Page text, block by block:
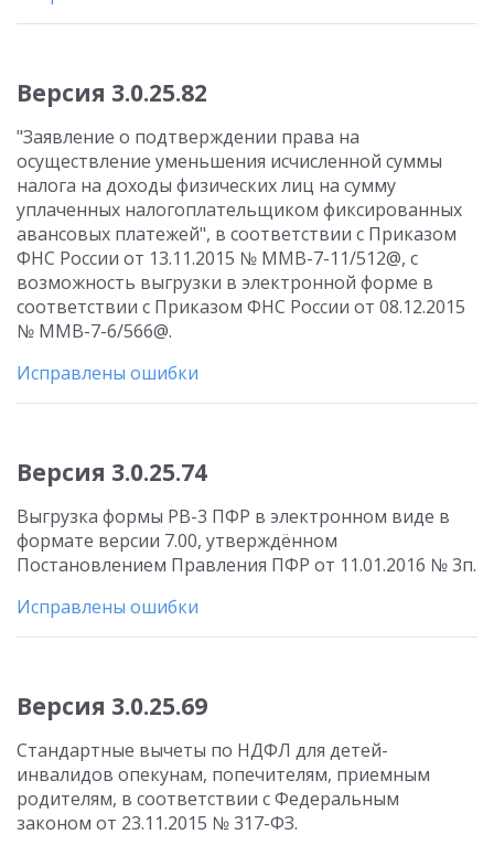
Версия 3.0.25.82
"Заявление о подтверждении права на
осуществление уменьшения исчисленной суммы
налога на доходы физических лиц на сумму
уплаченных налогоплательщиком фиксированных
авансовых платежей", в соответствии с Приказом
ФНС России от 13.11.2015 № ММВ-7-11/512@, с
возможность выгрузки в электронной форме в
соответствии с Приказом ФНС России от 08.12.2015
№ ММВ-7-6/566@.
Исправлены ошибки
Версия 3.0.25.74
Выгрузка формы РВ-3 ПФР в электронном виде в
формате версии 7.00, утверждённом
Постановлением Правления ПФР от 11.01.2016 № 3п.
Исправлены ошибки
Версия 3.0.25.69
Стандартные вычеты по НДФЛ для детей-
инвалидов опекунам, попечителям, приемным
родителям, в соответствии с Федеральным
законом от 23.11.2015 № 317-ФЗ.